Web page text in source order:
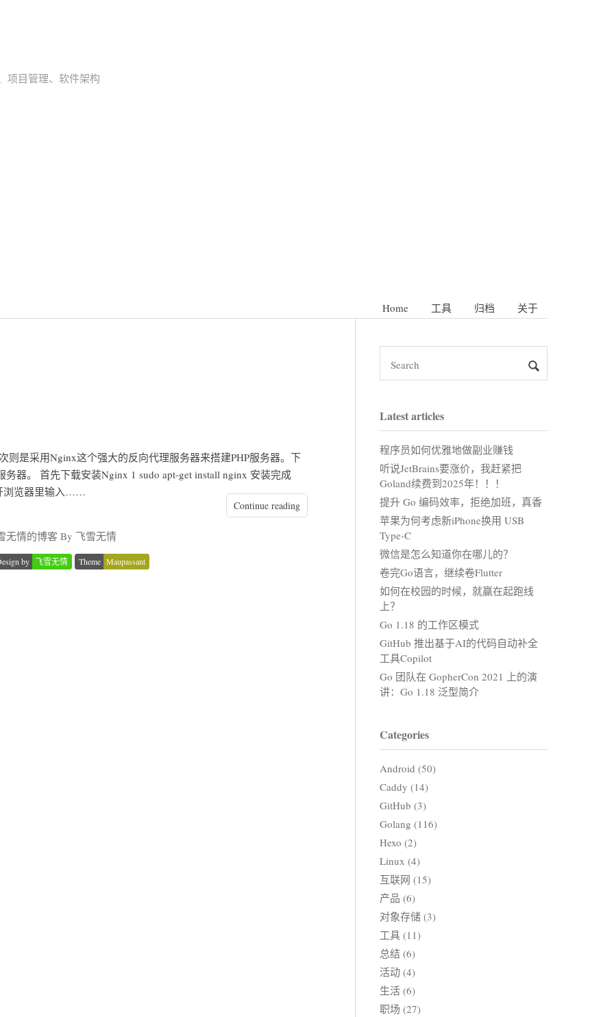
项目管理、软件架构
Home 工具 归档 关于
则是采用Nginx这个强大的反向代理服务器来搭建PHP服务器。下
器。 首先下载安装Nginx 1 sudo apt-get install nginx 安装完成
浏览器里输入……
Continue reading
无情的博客 By 飞雪无情
by 飞雪无情 Theme Maupassant
Latest articles
程序员如何优雅地做副业赚钱
听说JetBrains要涨价，我赶紧把
Goland续费到2025年！！！
提升 Go 编码效率，拒绝加班，真香
苹果为何考虑新iPhone换用 USB
Type-C
微信是怎么知道你在哪儿的？
卷完Go语言，继续卷Flutter
如何在校园的时候，就赢在起跑线
上？
Go 1.18 的工作区模式
GitHub 推出基于AI的代码自动补全
工具Copilot
Go 团队在 GopherCon 2021 上的演
讲：Go 1.18 泛型简介
Categories
Android (50)
Caddy (14)
GitHub (3)
Golang (116)
Hexo (2)
Linux (4)
互联网 (15)
产品 (6)
对象存储 (3)
工具 (11)
总结 (6)
活动 (4)
生活 (6)
职场 (27)